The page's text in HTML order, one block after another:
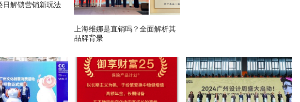
日解锁营销新玩法
上海维娜是直销吗？全面解析其
品牌背景